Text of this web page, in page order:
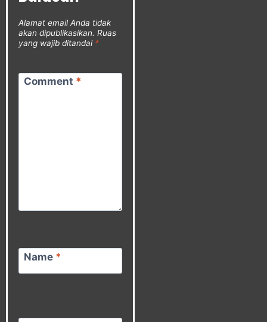
Alamat email Anda tidak
akan dipublikasikan. Ruas
yang wajib ditandai *
Comment *
Name *